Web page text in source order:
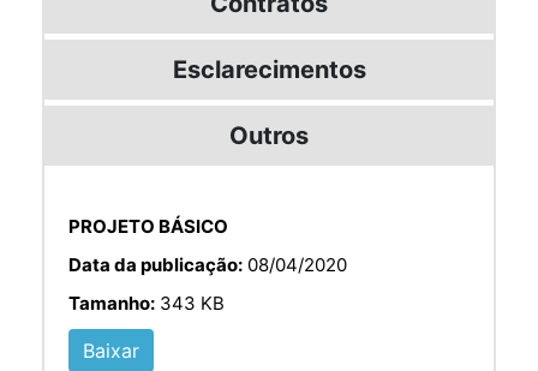
Esclarecimentos
Outros
PROJETO BÁSICO
Data da publicação: 08/04/2020
Tamanho: 343 KB
Baixar